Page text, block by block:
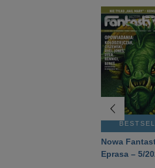
Nowa
Eprasa – 5/